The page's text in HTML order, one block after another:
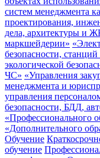
систем менеджмента
проектирования,
дела, архитектуры и
маркшейдерии»
безопасности, станций
экологической
ЧС» «Управления
менеджмента и
управления
безопасности, БДД,
«Профессионального
«Дополнительного
Обучение
обучение